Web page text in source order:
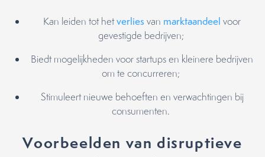
Kan leiden tot hetverlies van marktaandeel voor
gevestigde bedrijven;
Biedt mogelijkheden voor startups en kleinere bedrijven
om te concurreren;
Stimuleert nieuwe behoeften en verwachtingen bij
consumenten.
Voorbeelden van disruptieve